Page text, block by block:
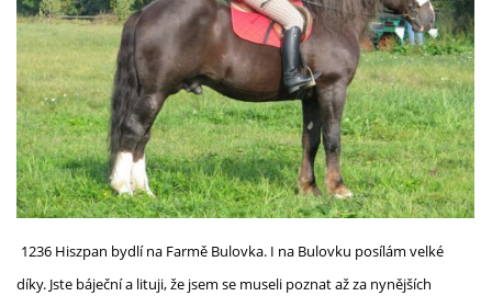
1236 Hiszpan bydlí na Farmě Bulovka. I na Bulovku posílám velké
díky. Jste báječní a lituji, že jsem se museli poznat až za nynějších